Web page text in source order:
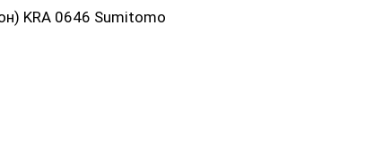
KRA 0646 Sumitomo